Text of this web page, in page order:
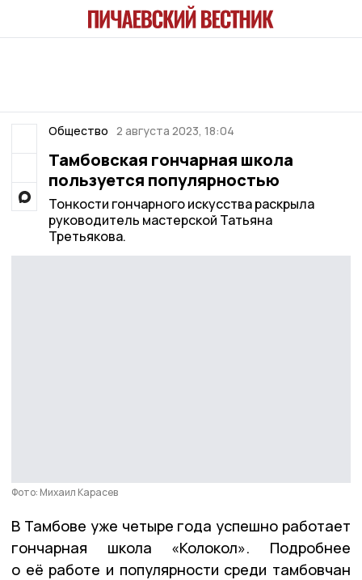
Общество 2 августа 2023, 18:04
Тамбовская гончарная школа
пользуется популярностью
Тонкости гончарного искусства раскрыла
руководитель мастерской Татьяна
Третьякова.
Фото: Михаил Карасев
В Тамбове уже четыре года успешно работает
гончарная школа «Колокол». Подробнее
о её работе и популярности среди тамбовчан